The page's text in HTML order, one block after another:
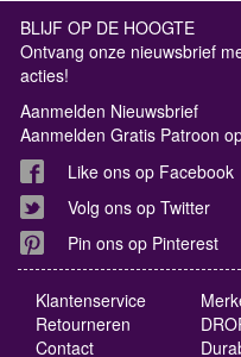
BLIJF OP DE HOOGTE
Ontvang onze nieuwsbrief
acties!
Aanmelden Nieuwsbrief
Aanmelden Gratis Patroon
Like ons op Facebook
Volg ons op Twitter
Pin ons op Pinterest
Klantenservice
Retourneren
Contact